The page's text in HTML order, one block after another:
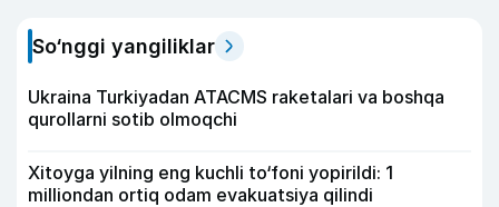
So‘nggi yangiliklar
Ukraina Turkiyadan ATACMS raketalari va boshqa
qurollarni sotib olmoqchi
Xitoyga yilning eng kuchli to‘foni yopirildi: 1
milliondan ortiq odam evakuatsiya qilindi